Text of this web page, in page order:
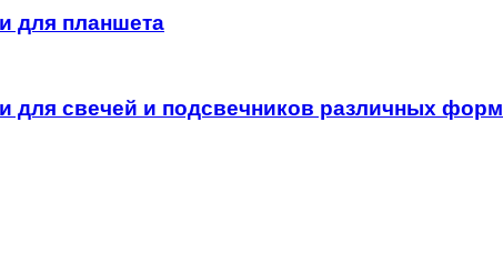
для планшета
для свечей и подсвечников различных форм